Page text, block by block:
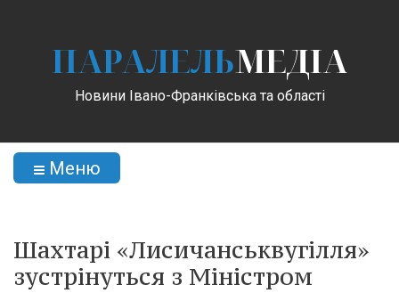
ПАРАЛЕЛЬМЕДІА
Новини Івано-Франківська та області
Меню
Шахтарі «Лисичанськвугілля»
зустрінуться з Міністром